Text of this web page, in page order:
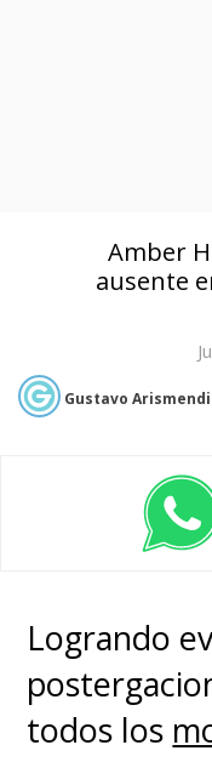
Amber
ausente
Gustavo
Logrando
todos los